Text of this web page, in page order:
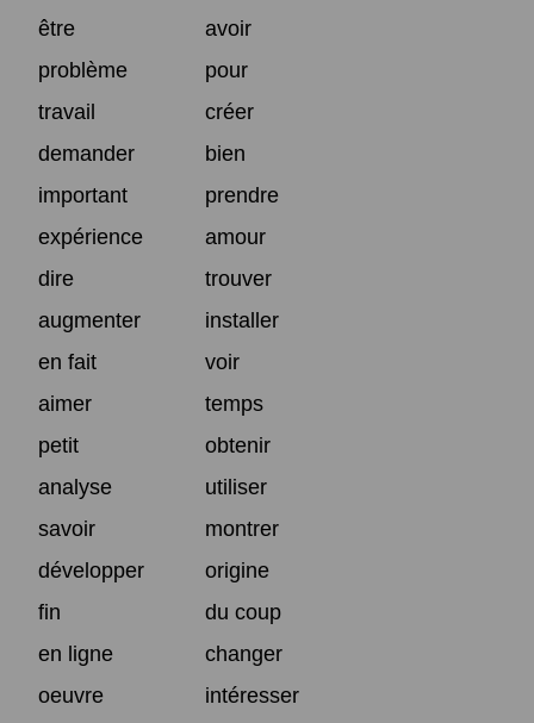
être
avoir
problème
pour
travail
créer
demander
bien
important
prendre
expérience
amour
dire
trouver
augmenter
installer
en fait
voir
aimer
temps
petit
obtenir
analyse
utiliser
savoir
montrer
développer
origine
fin
du coup
en ligne
changer
oeuvre
intéresser